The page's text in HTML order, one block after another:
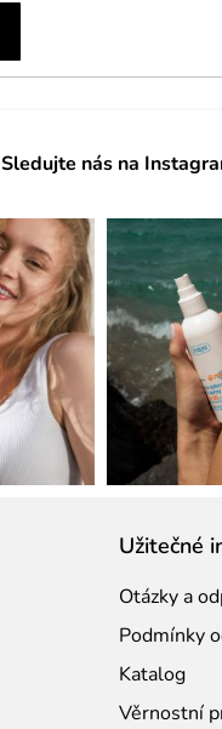
Sledujte nás na
Užitečné
Otázky a
Podmínky
Katalog
Věrnostní